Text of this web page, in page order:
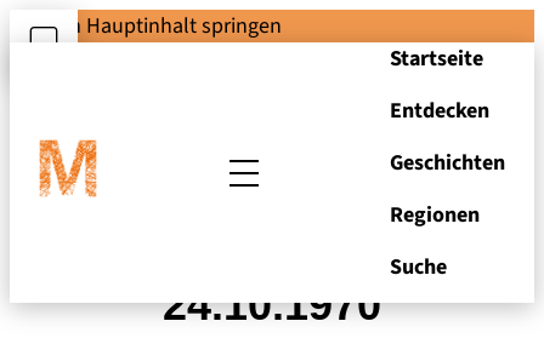
Zum Hauptinhalt springen
Startseite
Entdecken
Geschichten
Regionen
Suche
24.10.1970